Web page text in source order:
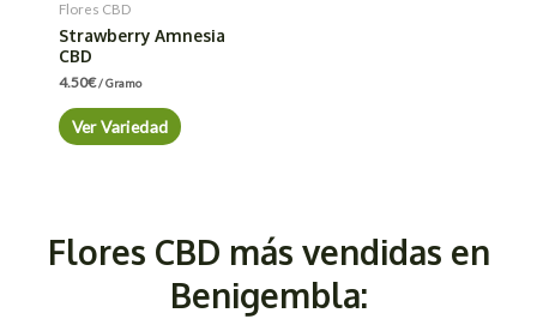
Flores CBD
Strawberry Amnesia
CBD
4.50€/ Gramo
Ver Variedad
Flores CBD más vendidas en
Benigembla: